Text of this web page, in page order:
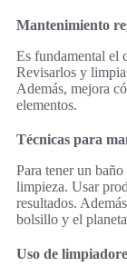
Mantenimiento
Es fundamental el
Revisarlos y
Además, mejora
elementos.
Técnicas para
Para tener un
limpieza. Usar
resultados.
bolsillo y el
Uso de